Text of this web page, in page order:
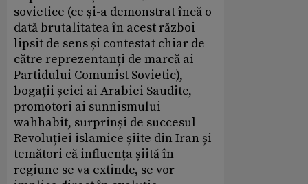
sovietice (ce și-a demonstrat încă o
dată brutalitatea în acest război
lipsit de sens și contestat chiar de
către reprezentanți de marcă ai
Partidului Comunist Sovietic),
bogații șeici ai Arabiei Saudite,
promotori ai sunnismului
wahhabit, surprinși de succesul
Revoluției islamice șiite din Iran și
temători că influența șiită în
regiune se va extinde, se vor